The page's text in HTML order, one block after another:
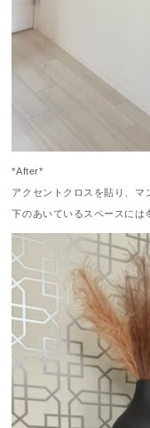
*After*
アクセントクロスを貼り、マ
下のあいているスペースに